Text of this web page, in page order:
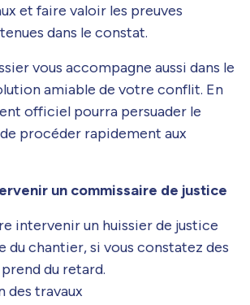
et faire valoir les preuves
dans le constat.
vous accompagne aussi dans le
amiable de votre conflit. En
officiel pourra persuader le
procéder rapidement aux
un commissaire de justice
intervenir un huissier de justice
du chantier, si vous constatez des
prend du retard.
des travaux